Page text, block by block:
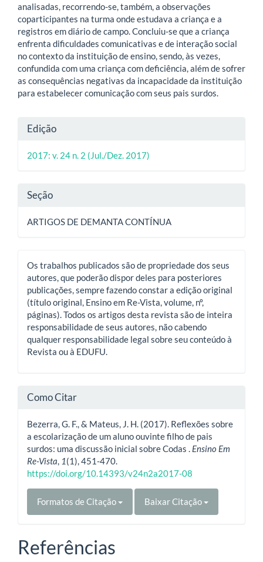
analisadas, recorrendo-se, também, a observações
coparticipantes na turma onde estudava a criança e a
registros em diário de campo. Concluiu-se que a criança
enfrenta dificuldades comunicativas e de interação social
no contexto da instituição de ensino, sendo, às vezes,
confundida com uma criança com deficiência, além de sofrer
as consequências negativas da incapacidade da instituição
para estabelecer comunicação com seus pais surdos.
Detalhes
do
Edição
2017: v. 24 n. 2 (Jul./Dez. 2017)
Seção
ARTIGOS DE DEMANTA CONTÍNUA
Os trabalhos publicados são de propriedade dos seus
autores, que poderão dispor deles para posteriores
publicações, sempre fazendo constar a edição original
(título original, Ensino em Re-Vista, volume, nº,
páginas). Todos os artigos desta revista são de inteira
responsabilidade de seus autores, não cabendo
qualquer responsabilidade legal sobre seu conteúdo à
Revista ou à EDUFU.
Como Citar
Bezerra, G. F., & Mateus, J. H. (2017). Reflexões sobre
a escolarização de um aluno ouvinte filho de pais
surdos: uma discussão inicial sobre Codas . Ensino Em
Re-Vista, 1(1), 451-470.
https://doi.org/10.14393/v24n2a2017-08
Formatos de Citação Baixar Citação
Referências